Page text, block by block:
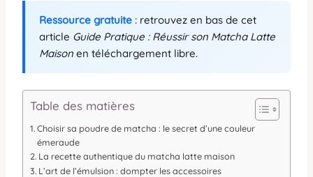
Ressource gratuite: retrouvez en bas de cet
article Guide Pratique : Réussir son Matcha Latte
Maisonen téléchargement libre.
Table des matières
Choisir sa poudre de matcha : le secret d’une couleur
émeraude
La recette authentique du matcha latte maison
L’art de l’émulsion : dompter les accessoires